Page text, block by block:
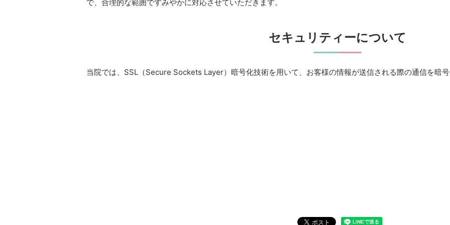
で、合理的な範囲ですみやかに対応させていただきます。
セキュリティーについて
当院では、SSL（Secure Sockets Layer）暗号化技術を用いて、お客様の情報が送信される際の通信を暗号